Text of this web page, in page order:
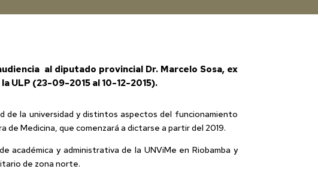
al diputado provincial Dr. Marcelo Sosa, ex
ULP (23-09-2015 al 10-12-2015).
de la universidad y distintos aspectos del funcionamiento
Medicina, que comenzará a dictarse a partir del 2019.
y administrativa de la UNViMe en Riobamba y
de zona norte.